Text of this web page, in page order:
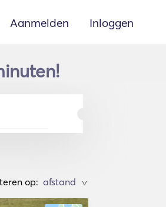
Aanmelden Inloggen
op: >